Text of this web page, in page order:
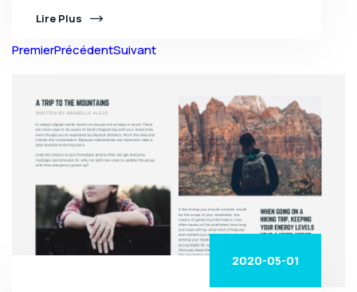
Lire Plus
PremierPrécédentSuivant
2020-05-01